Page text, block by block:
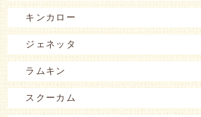
キンカロー
ジェネッタ
ラムキン
スクーカム